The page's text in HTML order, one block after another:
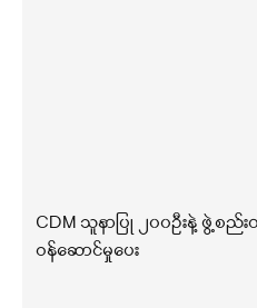
CDM သူနာပြု ၂၀၀ဦးနဲ့ ဖွဲ့စည်
ဝန်ဆောင်မှုပေး